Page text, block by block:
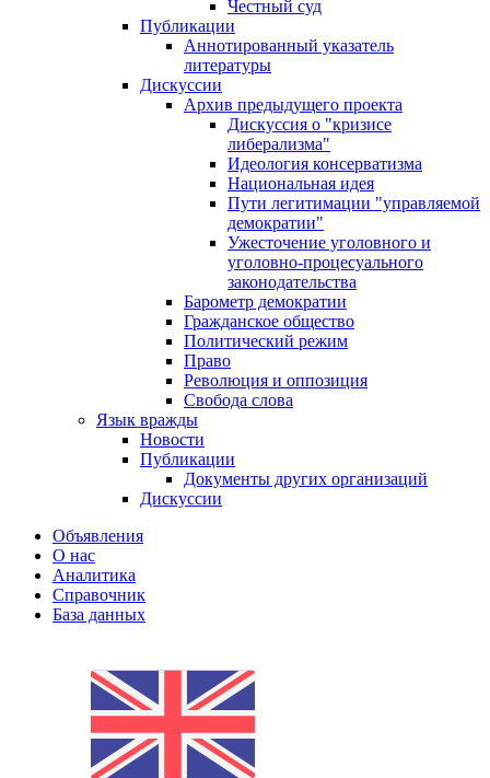
Честный суд
Публикации
Аннотированный указатель
литературы
Дискуссии
Архив предыдущего проекта
Дискуссия о "кризисе
либерализма"
Идеология консерватизма
Национальная идея
Пути легитимации "управляемой
демократии"
Ужесточение уголовного и
уголовно-процесуального
законодательства
Барометр демократии
Гражданское общество
Политический режим
Право
Революция и оппозиция
Свобода слова
Язык вражды
Новости
Публикации
Документы других организаций
Дискуссии
Объявления
О нас
Аналитика
Справочник
База данных